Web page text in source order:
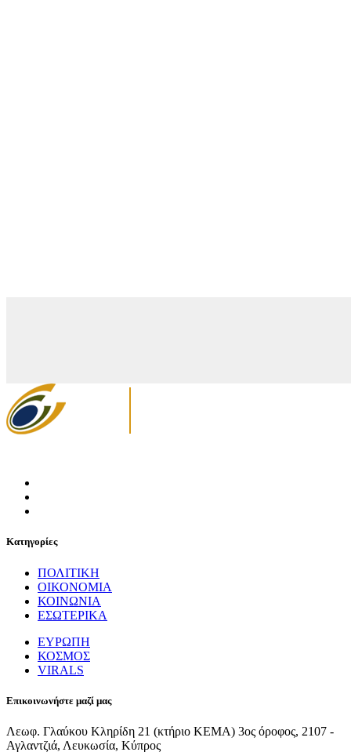
Κατηγορίες
ΠΟΛΙΤΙΚΗ
ΟΙΚΟΝΟΜΙΑ
ΚΟΙΝΩΝΙΑ
ΕΣΩΤΕΡΙΚΑ
ΕΥΡΩΠΗ
ΚΟΣΜΟΣ
VIRALS
Επικοινωνήστε μαζί μας
Λεωφ. Γλαύκου Κληρίδη 21 (κτήριο ΚΕΜΑ) 3ος όροφος, 2107 -
Αγλαντζιά, Λευκωσία, Κύπρος